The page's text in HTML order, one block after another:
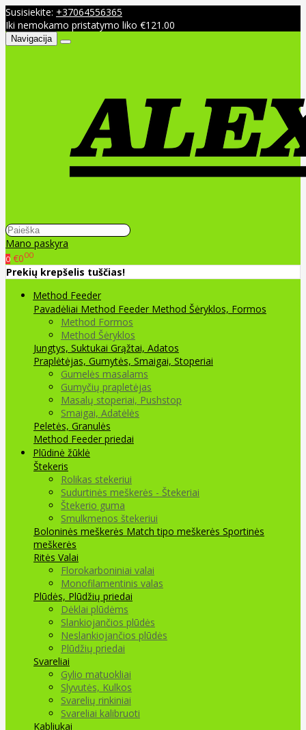
Susisiekite: +37064556365
Iki nemokamo pristatymo liko €121.00
Navigacija
Mano paskyra
0 €000
Prekių krepšelis tuščias!
Method Feeder
Pavadėliai Method Feeder Method Šėryklos, Formos
Method Formos
Method Šėryklos
Jungtys, Suktukai Grąžtai, Adatos
Praplėtėjas, Gumytės, Smaigai, Stoperiai
Gumelės masalams
Gumyčių prapletėjas
Masalų stoperiai, Pushstop
Smaigai, Adatėlės
Peletės, Granulės
Method Feeder priedai
Plūdinė žūklė
Štekeris
Rolikas stekeriui
Sudurtinės meškerės - Štekeriai
Štekerio guma
Smulkmenos štekeriui
Boloninės meškerės Match tipo meškerės Sportinės
meškerės
Ritės Valai
Florokarboniniai valai
Monofilamentinis valas
Plūdės, Plūdžių priedai
Dėklai plūdėms
Slankiojančios plūdės
Neslankiojančios plūdės
Plūdžių priedai
Svareliai
Gylio matuokliai
Slyvutės, Kulkos
Svarelių rinkiniai
Svareliai kalibruoti
Kabliukai